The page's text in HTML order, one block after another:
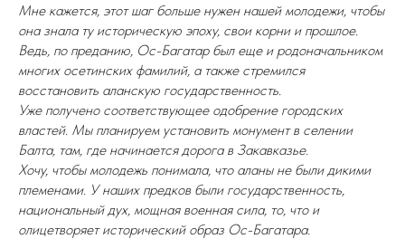
Мне кажется, этот шаг больше нужен нашей молодежи, чтобы
она знала ту историческую эпоху, свои корни и прошлое.
Ведь, по преданию, Ос-Багатар был еще и родоначальником
многих осетинских фамилий, а также стремился
восстановить аланскую государственность.
Уже получено соответствующее одобрение городских
властей. Мы планируем установить монумент в селении
Балта, там, где начинается дорога в Закавказье.
Хочу, чтобы молодежь понимала, что аланы не были дикими
племенами. У наших предков были государственность,
национальный дух, мощная военная сила, то, что и
олицетворяет исторический образ Ос-Багатара.